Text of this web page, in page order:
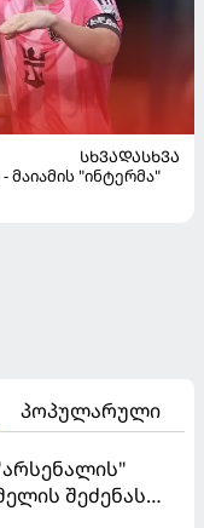
ᲡᲮᲕᲐᲓᲐᲡᲮᲕᲐ
მაიამის "ინტერმა"
პოპულარული
შეძენას